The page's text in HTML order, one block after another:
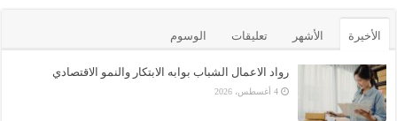
الأخيرة الأشهر تعليقات الوسوم
رواد الاعمال الشباب بوابه الابتكار والنمو الاقتصادي
4 أغسطس، 2026